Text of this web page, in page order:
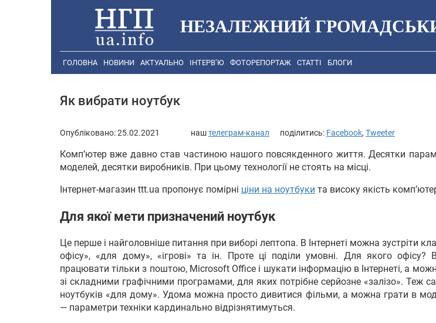
НЕЗАЛЕЖНИЙ
ГОЛОВНА НОВИНИ АКТУАЛЬНО ІНТЕРВ’Ю ФОТОРЕПОРТАЖ СТАТТІ БЛОГИ
Як вибрати ноутбук
Опубліковано:25.02.2021 наштелеграм-канал поділитись: Facebook, Tweeter
Комп’ютер вже давно став частиною нашого повсякденного життя. Десятки
моделей, десятки виробників. При цьому технології не стоять на місці.
Інтернет-магазин ttt.ua пропонує помірні цiни на ноутбуки та високу якість
Для якої мети призначений ноутбук
Це перше і найголовніше питання при виборі лептопа. В Інтернеті можна зустріти
офісу», «для дому», «ігрові» та ін. Проте ці поділи умовні. Для якого офісу?
працювати тільки з поштою, Microsoft Office і шукати інформацію в Інтернеті, а
зі складними графічними програмами, для яких потрібне серйозне «залізо». Теж
ноутбуків «для дому». Удома можна просто дивитися фільми, а можна грати в
— параметри техніки кардинально відрізнятимуться.